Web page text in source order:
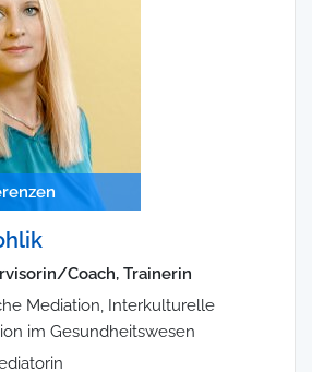
Coach, Trainerin
Mediation, Interkulturelle
im Gesundheitswesen